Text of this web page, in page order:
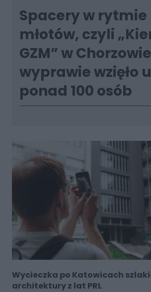
Spacery w rytmie
młotów, czyli
GZM” w
wyprawie wzięło
ponad 100 osób
Wycieczka po Katowicach
architektury z lat PRL